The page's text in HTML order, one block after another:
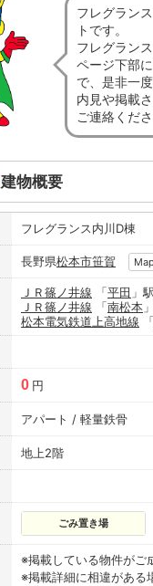
フレグラン
トです。
フレグラン
ページ下部
で、是非一
内見や掲載
ご連絡くださ
建物概要
フレグランス内川D棟
長野県松本市笹賀 Map
ＪＲ篠ノ井線 「平田 」
ＪＲ篠ノ井線 「南松本
松本電気鉄道上高地線 「
0 円
アパート / 軽量鉄骨
地上2階
ごみ置き場
※掲載している物件がご
※掲載詳細に相違がある